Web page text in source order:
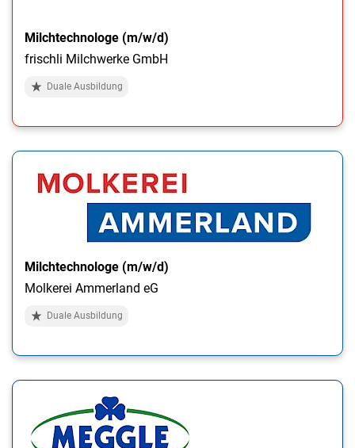
Milchtechnologe (m/w/d)
frischli Milchwerke GmbH
Duale Ausbildung
Milchtechnologe (m/w/d)
Molkerei Ammerland eG
Duale Ausbildung